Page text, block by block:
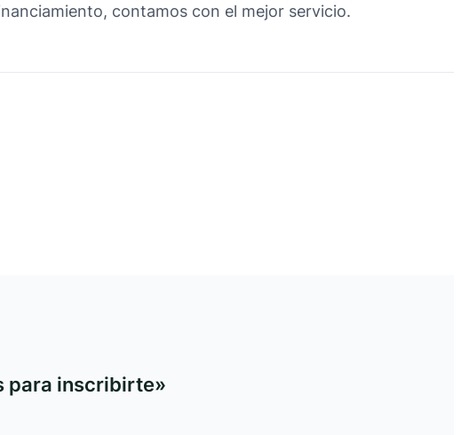
contamos con el mejor servicio.
para inscribirte»